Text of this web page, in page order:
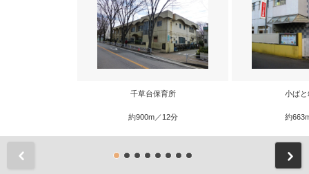
千草台保育所
約900m／12分
小ばと
約